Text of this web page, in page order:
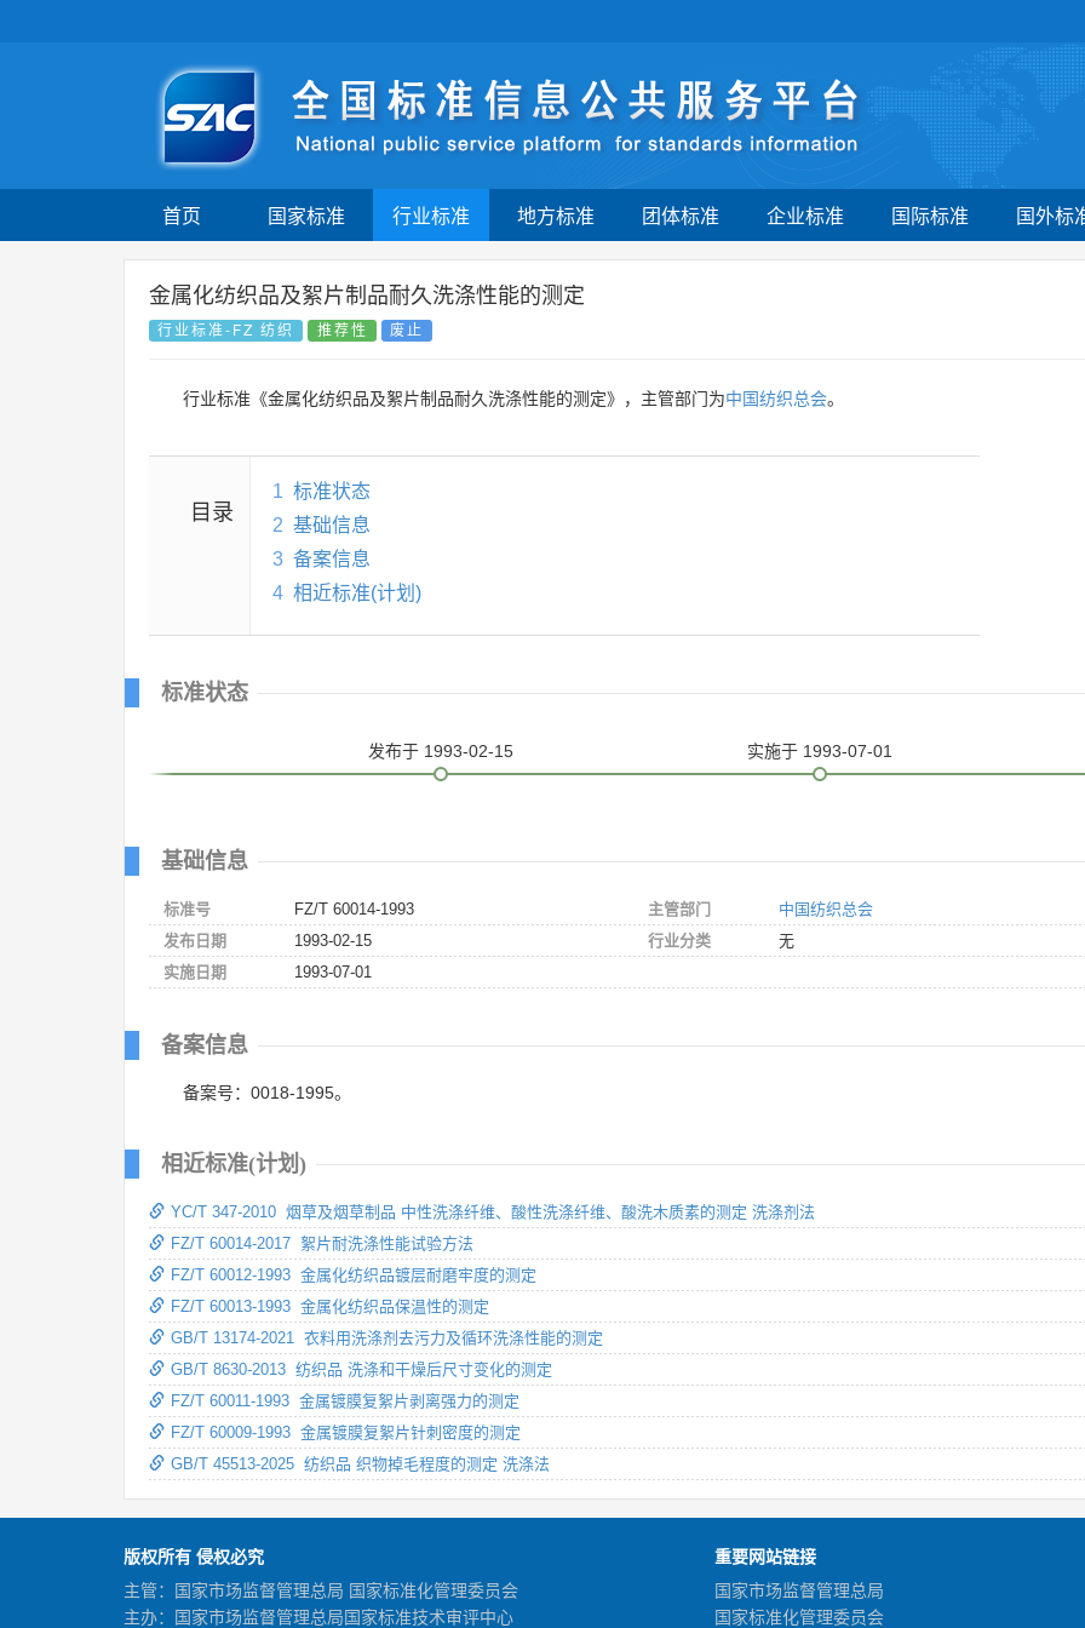
首页 国家标准 行业标准 地方标准 团体标准 企业标准 国际标准 国外标
金属化纺织品及絮片制品耐久洗涤性能的测定
行业标准-FZ 纺织 推荐性 废止
行业标准《金属化纺织品及絮片制品耐久洗涤性能的测定》，主管部门为中国纺织总会。
目录
1 标准状态
2 基础信息
3 备案信息
4 相近标准(计划)
标准状态
发布于 1993-02-15 实施于 1993-07-01
基础信息
标准号
FZ/T 60014-1993
发布日期
1993-02-15
实施日期
1993-07-01
主管部门
中国纺织总会
行业分类
无
备案信息
备案号：0018-1995。
相近标准(计划)
YC/T 347-2010 烟草及烟草制品 中性洗涤纤维、酸性洗涤纤维、酸洗木质素的测定 洗涤剂法
FZ/T 60014-2017 絮片耐洗涤性能试验方法
FZ/T 60012-1993 金属化纺织品镀层耐磨牢度的测定
FZ/T 60013-1993 金属化纺织品保温性的测定
GB/T 13174-2021 衣料用洗涤剂去污力及循环洗涤性能的测定
GB/T 8630-2013 纺织品 洗涤和干燥后尺寸变化的测定
FZ/T 60011-1993 金属镀膜复絮片剥离强力的测定
FZ/T 60009-1993 金属镀膜复絮片针刺密度的测定
GB/T 45513-2025 纺织品 织物掉毛程度的测定 洗涤法
版权所有 侵权必究
主管：国家市场监督管理总局 国家标准化管理委员会
主办：国家市场监督管理总局国家标准技术审评中心
重要网站链接
国家市场监督管理总局
国家标准化管理委员会